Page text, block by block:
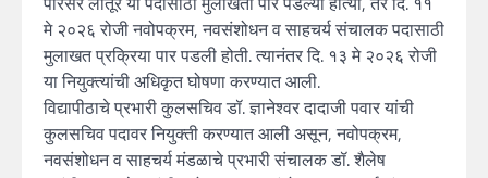
मे २०२६ रोजी नवोपक्रम, नवसंशोधन व साहचर्य संचालक पदासाठी
मुलाखत प्रक्रिया पार पडली होती. त्यानंतर दि. १३ मे २०२६ रोजी
या नियुक्त्यांची अधिकृत घोषणा करण्यात आली.
विद्यापीठाचे प्रभारी कुलसचिव डॉ. ज्ञानेश्वर दादाजी पवार यांची
कुलसचिव पदावर नियुक्ती करण्यात आली असून, नवोपक्रम,
नवसंशोधन व साहचर्य मंडळाचे प्रभारी संचालक डॉ. शैलेष